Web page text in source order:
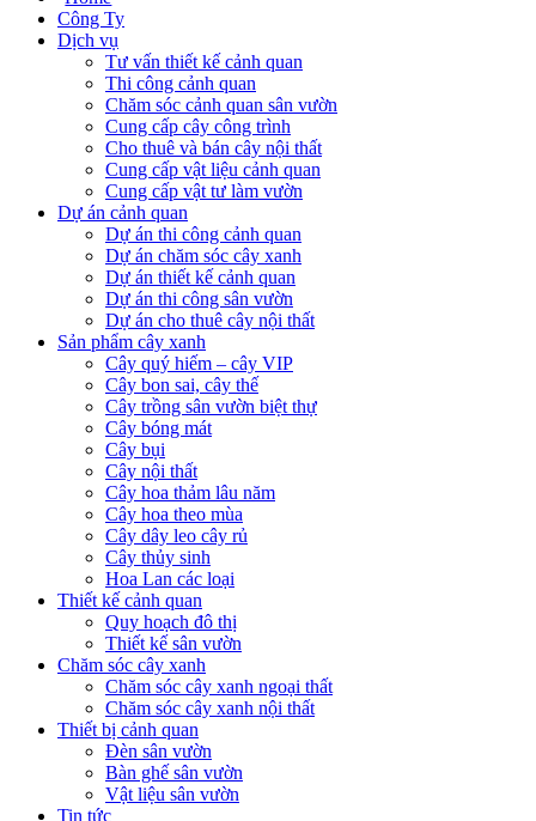
Công Ty
Dịch vụ
Tư vấn thiết kế cảnh quan
Thi công cảnh quan
Chăm sóc cảnh quan sân vườn
Cung cấp cây công trình
Cho thuê và bán cây nội thất
Cung cấp vật liệu cảnh quan
Cung cấp vật tư làm vườn
Dự án cảnh quan
Dự án thi công cảnh quan
Dự án chăm sóc cây xanh
Dự án thiết kế cảnh quan
Dự án thi công sân vườn
Dự án cho thuê cây nội thất
Sản phẩm cây xanh
Cây quý hiếm – cây VIP
Cây bon sai, cây thế
Cây trồng sân vườn biệt thự
Cây bóng mát
Cây bụi
Cây nội thất
Cây hoa thảm lâu năm
Cây hoa theo mùa
Cây dây leo cây rủ
Cây thủy sinh
Hoa Lan các loại
Thiết kế cảnh quan
Quy hoạch đô thị
Thiết kế sân vườn
Chăm sóc cây xanh
Chăm sóc cây xanh ngoại thất
Chăm sóc cây xanh nội thất
Thiết bị cảnh quan
Đèn sân vườn
Bàn ghế sân vườn
Vật liệu sân vườn
Tin tức